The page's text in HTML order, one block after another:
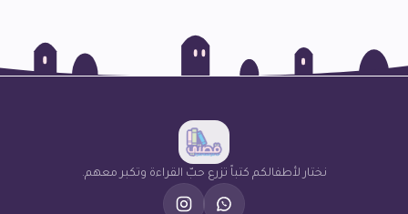
نختار لأطفالكم كتباً تزرع حبّ القراءة وتكبر معهم.